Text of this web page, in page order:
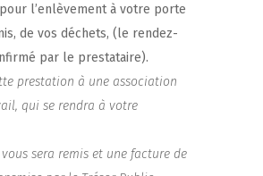
l’enlèvement à votre porte
de vos déchets, (le rendez-
par le prestataire).
prestation à une association
qui se rendra à votre
sera remis et une facture de